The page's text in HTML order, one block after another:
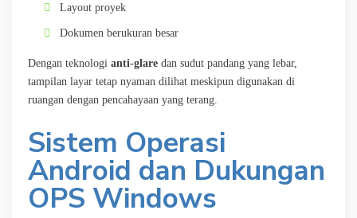
Layout proyek
Dokumen berukuran besar
Dengan teknologi anti-glare dan sudut pandang yang lebar,
tampilan layar tetap nyaman dilihat meskipun digunakan di
ruangan dengan pencahayaan yang terang.
Sistem Operasi
Android dan Dukungan
OPS Windows